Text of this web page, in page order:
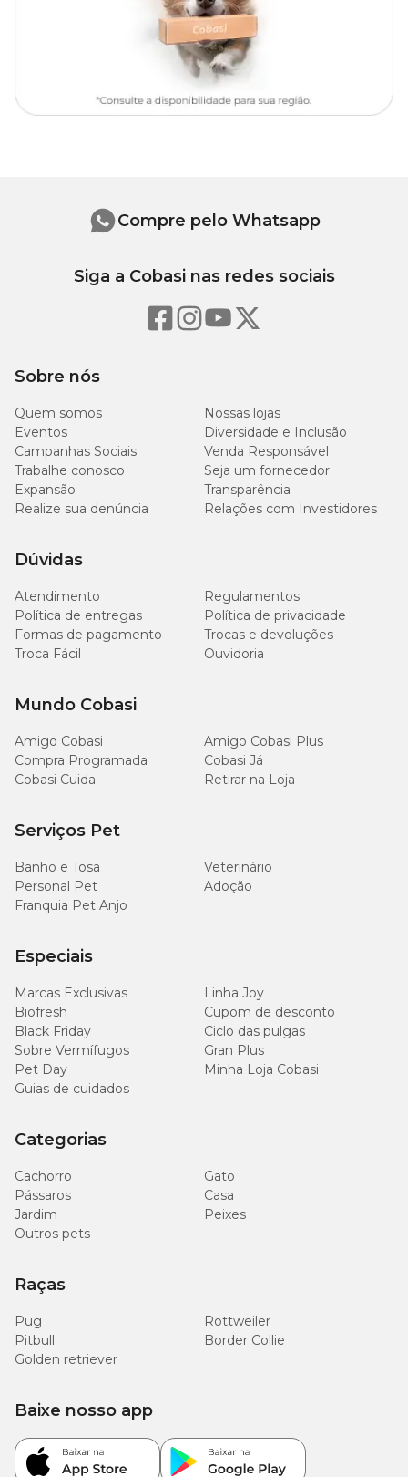
Sobre nós
Quem somos
Nossas lojas
Eventos
Diversidade e Inclusão
Campanhas Sociais
Venda Responsável
Trabalhe conosco
Seja um fornecedor
Expansão
Transparência
Realize sua denúncia
Relações com Investidores
Dúvidas
Atendimento
Regulamentos
Política de entregas
Política de privacidade
Formas de pagamento
Trocas e devoluções
Troca Fácil
Ouvidoria
Mundo Cobasi
Amigo Cobasi
Amigo Cobasi Plus
Compra Programada
Cobasi Já
Cobasi Cuida
Retirar na Loja
Serviços Pet
Banho e Tosa
Veterinário
Personal Pet
Adoção
Franquia Pet Anjo
Especiais
Marcas Exclusivas
Linha Joy
Biofresh
Cupom de desconto
Black Friday
Ciclo das pulgas
Sobre Vermífugos
Gran Plus
Pet Day
Minha Loja Cobasi
Guias de cuidados
Categorias
Cachorro
Gato
Pássaros
Casa
Jardim
Peixes
Outros pets
Raças
Pug
Rottweiler
Pitbull
Border Collie
Golden retriever
Compre pelo Whatsapp
Siga a Cobasi nas redes sociais
Baixe nosso app